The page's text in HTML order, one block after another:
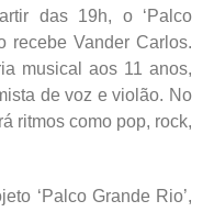
das 19h, o ‘Palco
recebe Vander Carlos.
musical aos 11 anos,
de voz e violão. No
ritmos como pop, rock,
‘Palco Grande Rio’,